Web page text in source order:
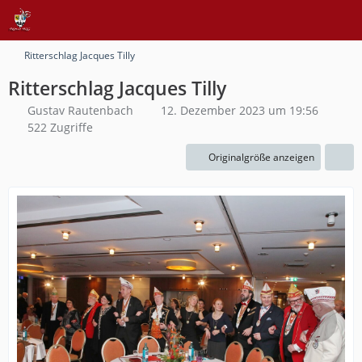
Ritterschlag Jacques Tilly
Ritterschlag Jacques Tilly
Gustav Rautenbach
12. Dezember 2023 um 19:56
522 Zugriffe
Originalgröße anzeigen